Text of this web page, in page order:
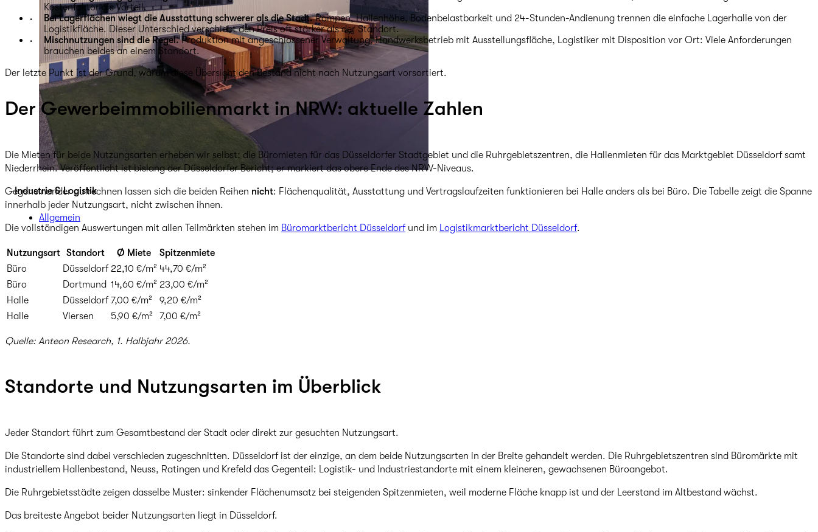
Industrie & Logistik
Allgemein
Kostenfaktor als Vorteil.
Bei Lagerflächen wiegt die Ausstattung schwerer als die Stadt.Rampen, Hallenhöhe, Bodenbelastbarkeit und 24-Stunden-Andienung trennen die einfache Lagerhalle von der
Logistikfläche. Dieser Unterschied verschiebt den Preis oft stärker als der Standort.
Mischnutzungen sind die Regel.Produktion mit angeschlossener Verwaltung, Handwerksbetrieb mit Ausstellungsfläche, Logistiker mit Disposition vor Ort: Viele Anforderungen
brauchen beides an einem Standort.
Der letzte Punkt ist der Grund, warum diese Übersicht den Bestand nicht nach Nutzungsart vorsortiert.
Der Gewerbeimmobilienmarkt in NRW: aktuelle Zahlen
Die Mieten für beide Nutzungsarten erheben wir selbst: die Büromieten für das Düsseldorfer Stadtgebiet und die Ruhrgebietszentren, die Hallenmieten für das Marktgebiet Düsseldorf samt
Niederrhein. Veröffentlicht ist bislang der Düsseldorfer Bericht; er markiert das obere Ende des NRW-Niveaus.
Gegeneinander aufrechnen lassen sich die beiden Reihen nicht: Flächenqualität, Ausstattung und Vertragslaufzeiten funktionieren bei Halle anders als bei Büro. Die Tabelle zeigt die Spanne
innerhalb jeder Nutzungsart, nicht zwischen ihnen.
Die vollständigen Auswertungen mit allen Teilmärkten stehen im Büromarktbericht Düsseldorfund im Logistikmarktbericht Düsseldorf.
Nutzungsart Standort Ø Miete
Spitzenmiete
Büro
Düsseldorf 22,10 €/m² 44,70 €/m²
Büro
Dortmund 14,60 €/m² 23,00 €/m²
Halle
Düsseldorf 7,00 €/m²
9,20 €/m²
Halle
Viersen 5,90 €/m² 7,00 €/m²
Quelle: Anteon Research, 1. Halbjahr 2026.
Standorte und Nutzungsarten im Überblick
Jeder Standort führt zum Gesamtbestand der Stadt oder direkt zur gesuchten Nutzungsart.
Die Standorte sind dabei verschieden zugeschnitten. Düsseldorf ist der einzige, an dem beide Nutzungsarten in der Breite gehandelt werden. Die Ruhrgebietszentren sind Büromärkte mit
industriellem Hallenbestand, Neuss, Ratingen und Krefeld das Gegenteil: Logistik- und Industriestandorte mit einem kleineren, gewachsenen Büroangebot.
Die Ruhrgebietsstädte zeigen dasselbe Muster: sinkender Flächenumsatz bei steigenden Spitzenmieten, weil moderne Fläche knapp ist und der Leerstand im Altbestand wächst.
Das breiteste Angebot beider Nutzungsarten liegt in Düsseldorf.